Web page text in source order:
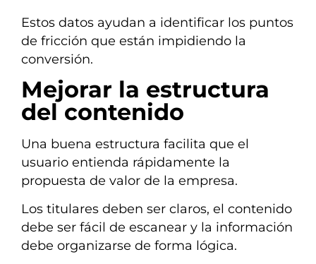
Estos datos ayudan a identificar los puntos
de fricción que están impidiendo la
conversión.
Mejorar la estructura
del contenido
Una buena estructura facilita que el
usuario entienda rápidamente la
propuesta de valor de la empresa.
Los titulares deben ser claros, el contenido
debe ser fácil de escanear y la información
debe organizarse de forma lógica.